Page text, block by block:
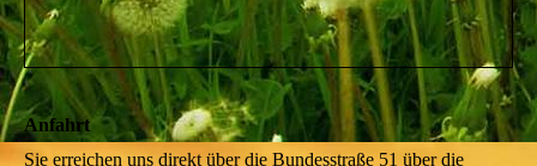
Anfahrt
Sie erreichen uns direkt über die Bundesstraße 51 über die